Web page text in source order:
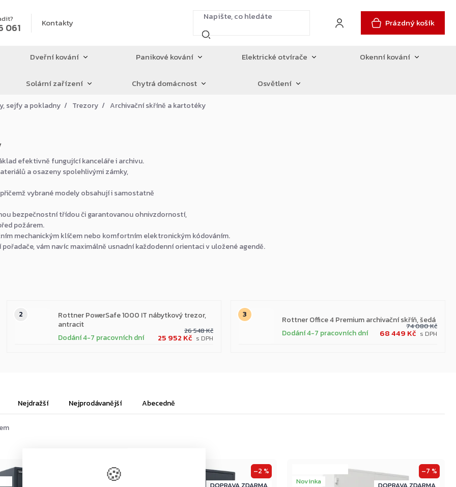
🍪
061 Kontakty Prázdný košík
Dveřní kování Panikové kování Elektrické otvírače
Okenní kování
Solární zařízení Chytrá domácnost Osvětlení
sejfy a pokladny Trezory Archivační skříně a kartotéky
efektivně fungující kanceláře i archivu.
a osazeny spolehlivými zámky,
vybrané modely obsahují i samostatně
bezpečnostní třídou či garantovanou ohnivzdorností,
požárem.
mechanickým klíčem nebo komfortním elektronickým kódováním.
vám navíc maximálně usnadní každodenní orientaci v uložené agendě.
Rottner PowerSafe 1000 IT nábytkový trezor,
antracit
Dodání 4-7 pracovních dní
26 548 Kč
25 952 Kč
Rottner Office 4 Premium archivační skříň, šedá
Dodání 4-7 pracovních dní
74 080 Kč
68 449 Kč
Nejdražší Nejprodávanější Abecedně
–2 %
Novinka
–7 %